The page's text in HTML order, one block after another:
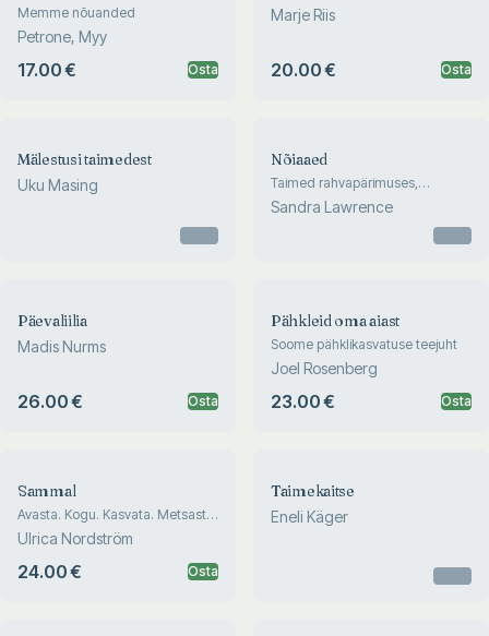
Memme nõuanded
Petrone, Myy
17.00 € Osta
Marje Riis
20.00 € Osta
Mälestusi taimedest
Uku Masing
Nõiaaed
Taimed rahvapärimuses,
nõiakunstis ja traditsioonilises
meditsiinis
Sandra Lawrence
Päevaliilia
Madis Nurms
26.00 € Osta
Pähkleid oma aiast
Soome pähklikasvatuse teejuht
Joel Rosenberg
23.00 € Osta
Sammal
Avasta. Kogu. Kasvata. Metsast
aeda: teejuht sammalde
salailma
Ulrica Nordström
24.00 € Osta
Taimekaitse
Eneli Käger